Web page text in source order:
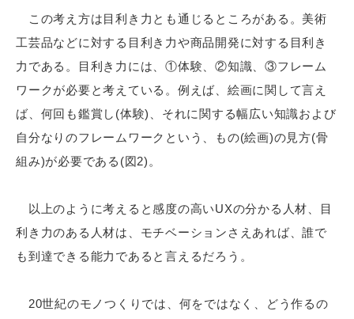
この考え方は目利き力とも通じるところがある。美術
工芸品などに対する目利き力や商品開発に対する目利き
力である。目利き力には、①体験、②知識、③フレーム
ワークが必要と考えている。例えば、絵画に関して言え
ば、何回も鑑賞し(体験)、それに関する幅広い知識および
自分なりのフレームワークという、もの(絵画)の見方(骨
組み)が必要である(図2)。
以上のように考えると感度の高いUXの分かる人材、目
利き力のある人材は、モチベーションさえあれば、誰で
も到達できる能力であると言えるだろう。
20世紀のモノつくりでは、何をではなく、どう作るの